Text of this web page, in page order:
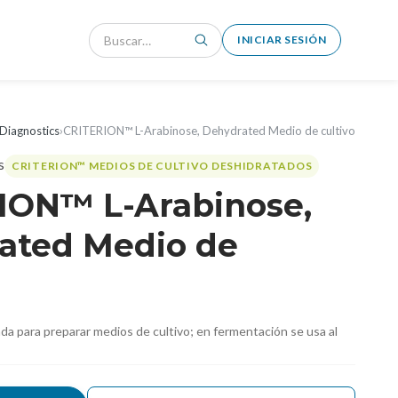
INICIAR SESIÓN
›CRITERION™ L-Arabinose, Dehydrated Medio de cultivo
CRITERION™ MEDIOS DE CULTIVO DESHIDRATADOS
L-Arabinose,
Medio de
para preparar medios de cultivo; en fermentación se usa al